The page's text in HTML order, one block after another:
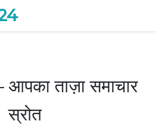
ताज़ा समाचार
स्रोत